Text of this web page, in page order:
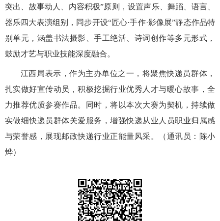
突出、故事动人、内容积极”原则，设置声乐、舞蹈、语言、
器乐四大表演组别，同步开设“匠心·手作·影像展”静态作品特
别单元，涵盖书法摄影、手工绝活、诗词创作等多元形式，
鼓励才艺与职业技能深度融合。
江西局表示，作为主办单位之一，将聚焦快递员群体，
扎实做好宣传动员，积极挖掘行业优秀人才与暖心故事，全
力推荐优质参赛作品。同时，将以本次大赛为契机，持续做
实做细快递员群体关爱服务，增强快递从业人员职业归属感
与荣誉感，展现邮政快递行业正能量风采。（通讯员：陈小
烨）